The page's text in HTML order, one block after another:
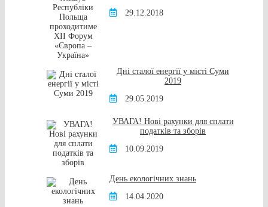
29.12.2018
Дні сталої енергії у місті Суми
2019
29.05.2019
УВАГА! Нові рахунки для сплати
податків та зборів
10.09.2019
День екологічних знань
14.04.2020